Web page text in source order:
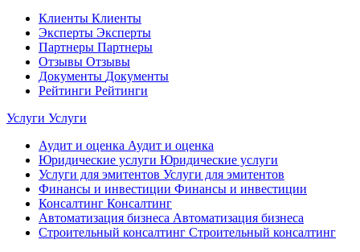
Клиенты Клиенты
Эксперты Эксперты
Партнеры Партнеры
Отзывы Отзывы
Документы Документы
Рейтинги Рейтинги
Услуги Услуги
Аудит и оценка Аудит и оценка
Юридические услуги Юридические услуги
Услуги для эмитентов Услуги для эмитентов
Финансы и инвестиции Финансы и инвестиции
Консалтинг Консалтинг
Автоматизация бизнеса Автоматизация бизнеса
Строительный консалтинг Строительный консалтинг